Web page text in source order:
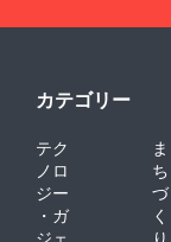
カテゴリー
テク
ノロ
ジー
・ガ
ま
ち
づ
く